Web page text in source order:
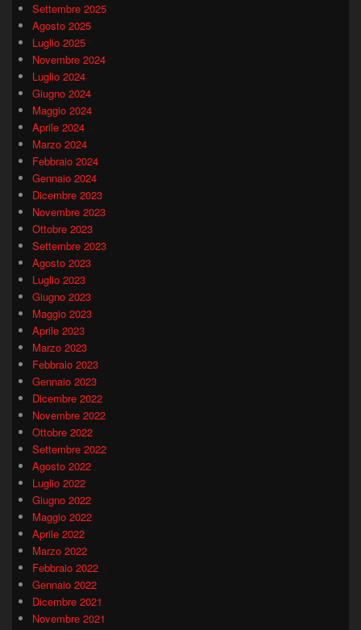
Settembre 2025
Agosto 2025
Luglio 2025
Novembre 2024
Luglio 2024
Giugno 2024
Maggio 2024
Aprile 2024
Marzo 2024
Febbraio 2024
Gennaio 2024
Dicembre 2023
Novembre 2023
Ottobre 2023
Settembre 2023
Agosto 2023
Luglio 2023
Giugno 2023
Maggio 2023
Aprile 2023
Marzo 2023
Febbraio 2023
Gennaio 2023
Dicembre 2022
Novembre 2022
Ottobre 2022
Settembre 2022
Agosto 2022
Luglio 2022
Giugno 2022
Maggio 2022
Aprile 2022
Marzo 2022
Febbraio 2022
Gennaio 2022
Dicembre 2021
Novembre 2021